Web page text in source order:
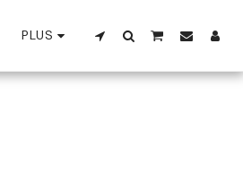
PLUS